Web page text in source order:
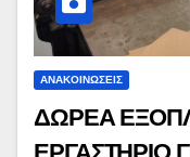
ΑΝΑΚΟΙΝΏΣΕΙΣ
ΔΩΡΕΑ